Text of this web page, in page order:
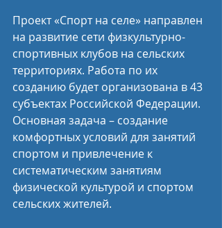
Проект «Спорт на селе» направлен
на развитие сети физкультурно-
спортивных клубов на сельских
территориях. Работа по их
созданию будет организована в 43
субъектах Российской Федерации.
Основная задача – создание
комфортных условий для занятий
спортом и привлечение к
систематическим занятиям
физической культурой и спортом
сельских жителей.